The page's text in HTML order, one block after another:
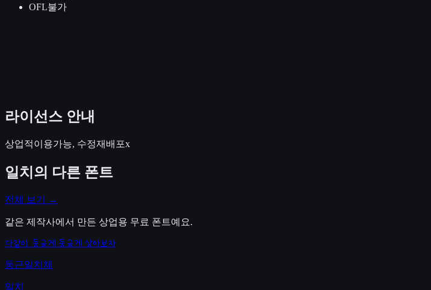
OFL불가
라이선스 안내
상업적이용가능, 수정재배포x
일치 의 다른 폰트
전체 보기 →
같은 제작사에서 만든 상업용 무료 폰트예요.
다같이 둥글게 둥글게 살아보자
둥근일치체
일치